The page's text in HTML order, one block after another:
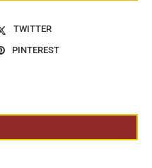
TWITTER
PINTEREST